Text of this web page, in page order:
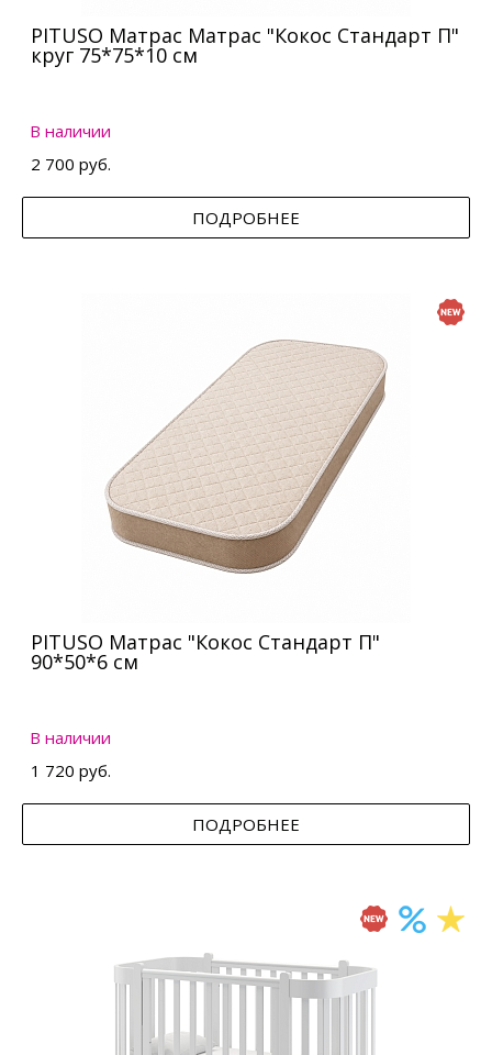
PITUSO Матрас Матрас "Кокос Стандарт П"
круг 75*75*10 см
В наличии
2 700 руб.
ПОДРОБНЕЕ
PITUSO Матрас "Кокос Стандарт П"
90*50*6 см
В наличии
1 720 руб.
ПОДРОБНЕЕ